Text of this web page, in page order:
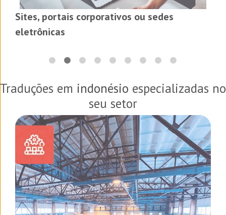
Sites, portais corporativos ou sedes
eletrônicas
Traduções em indonésio especializadas no
seu setor